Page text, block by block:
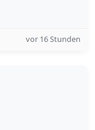
vor 16 Stunden